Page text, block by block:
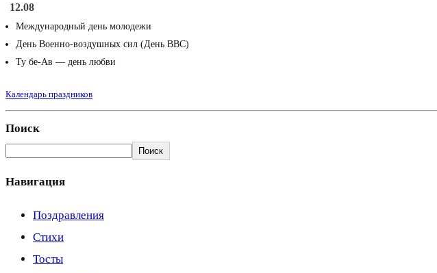
12.08
Международный день молодежи
День Военно-воздушных сил (День ВВС)
Ту бе-Ав — день любви
Календарь праздников
Поиск
Поиск
Навигация
Поздравления
Стихи
Тосты